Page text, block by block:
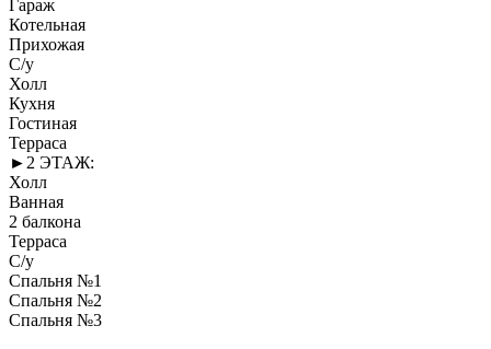
Гараж
Котельная
Прихожая
С/у
Холл
Кухня
Гостиная
Терраса
►2 ЭТАЖ:
Холл
Ванная
2 балкона
Терраса
С/у
Спальня №1
Спальня №2
Спальня №3